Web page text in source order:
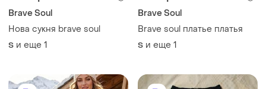
Brave Soul
Нова сукня brave soul
S и еще 1
Brave Soul
Brave soul платье платья
S и еще 1